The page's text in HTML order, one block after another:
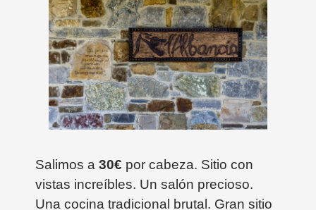
Salimos a 30€ por cabeza. Sitio con
vistas increíbles. Un salón precioso.
Una cocina tradicional brutal. Gran sitio